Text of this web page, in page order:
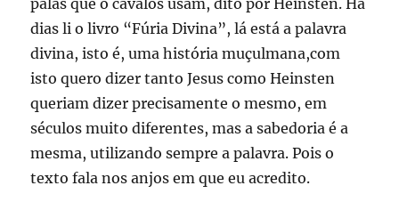
palas que o cavalos usam, dito por Heinsten. Há
dias li o livro “Fúria Divina”, lá está a palavra
divina, isto é, uma história muçulmana,com
isto quero dizer tanto Jesus como Heinsten
queriam dizer precisamente o mesmo, em
séculos muito diferentes, mas a sabedoria é a
mesma, utilizando sempre a palavra. Pois o
texto fala nos anjos em que eu acredito.